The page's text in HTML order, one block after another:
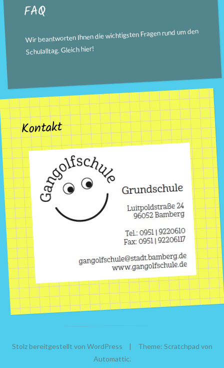
FAQ
Wir beantworten Ihnen die wichtigsten Fragen rund um den
Schulalltag. Gleichhier!
Kontakt
Stolz bereitgestellt von WordPress |
Theme: Scratchpad von
Automattic.